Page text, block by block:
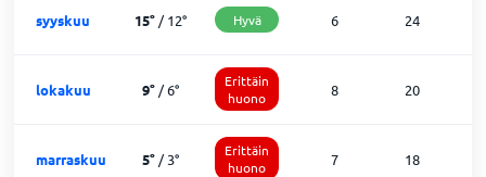
syyskuu 15° /12° Hyvä 6 24
lokakuu 9° /6°
Erittäin
huono
8 20
marraskuu 5° /3°
Erittäin
huono
7 18